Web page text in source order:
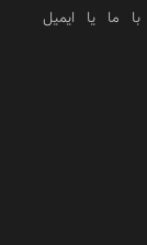
با ما یا ایمیل